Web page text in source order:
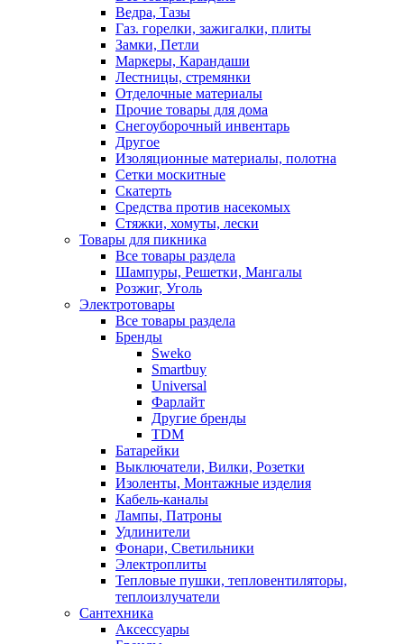
Ведра, Тазы
Газ. горелки, зажигалки, плиты
Замки, Петли
Маркеры, Карандаши
Лестницы, стремянки
Отделочные материалы
Прочие товары для дома
Снегоуборочный инвентарь
Другое
Изоляционные материалы, полотна
Сетки москитные
Скатерть
Средства против насекомых
Стяжки, хомуты, лески
Товары для пикника
Все товары раздела
Шампуры, Решетки, Мангалы
Розжиг, Уголь
Электротовары
Все товары раздела
Бренды
Sweko
Smartbuy
Universal
Фарлайт
Другие бренды
TDM
Батарейки
Выключатели, Вилки, Розетки
Изоленты, Монтажные изделия
Кабель-каналы
Лампы, Патроны
Удлинители
Фонари, Светильники
Электроплиты
Тепловые пушки, тепловентиляторы,
теплоизлучатели
Сантехника
Аксессуары